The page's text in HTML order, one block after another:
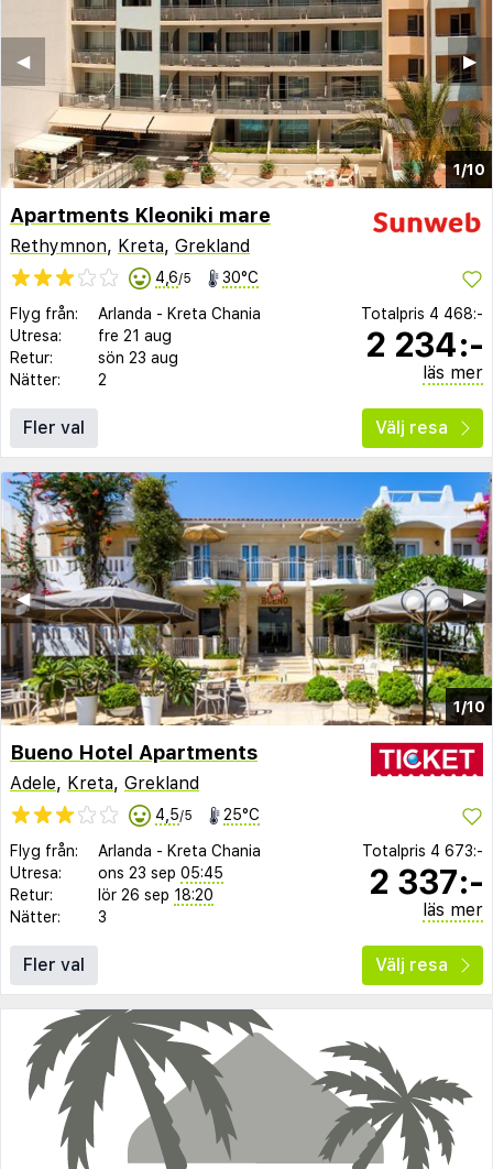
1/10
▶︎
◀︎
Apartments Kleoniki mare
Rethymnon, Kreta, Grekland
4,6/5 30°C
Flyg från: Arlanda - Kreta Chania
Utresa:
fre 21 aug
Retur:
sön 23 aug
Nätter:
2
Totalpris 4 468:-
2 234:-
läs mer
Fler val Välj resa
1/10
▶︎
◀︎
Bueno Hotel Apartments
Adele, Kreta, Grekland
4,5/5 25°C
Flyg från: Arlanda - Kreta Chania
Utresa:
ons 23 sep 05:45
Retur:
lör 26 sep 18:20
Nätter:
3
Totalpris 4 673:-
2 337:-
läs mer
Fler val Välj resa